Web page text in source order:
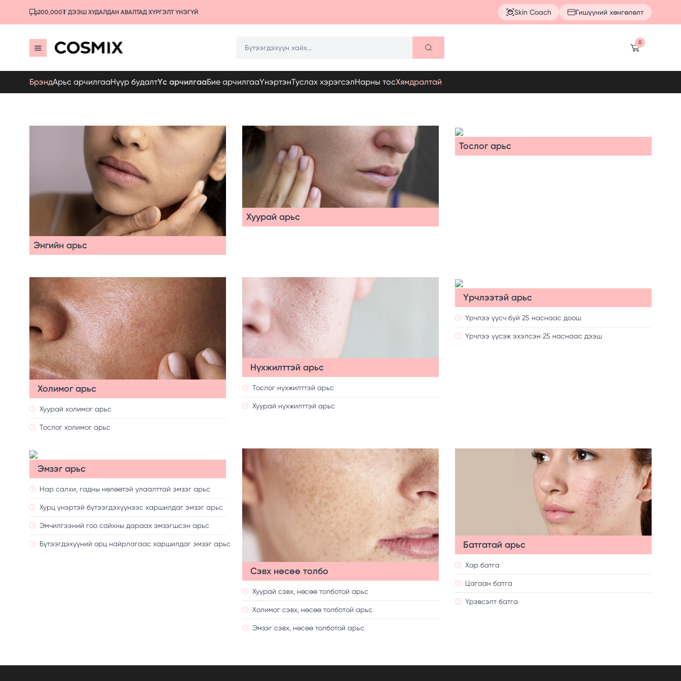
200,000₮ ДЭЭШ ХУДАЛДАН АВАЛТАД ХҮРГЭЛТ ҮНЭГҮЙ Skin Coach Гишүүний хөнгөлөлт
0
БрэндАрьс арчилгааНүүр будалтҮс арчилгааБие арчилгааҮнэртэнТуслах хэрэгсэлНарны тосХямдралтай
Энгийн арьс
Хуурай арьс
Тослог арьс
Холимог арьс
Хуурай холимог арьс
Тослог холимог арьс
Нүхжилттэй арьс
Тослог нүхжилттэй арьс
Хуурай нүхжилттэй арьс
Үрчлээтэй арьс
Үрчлээ үүсч буй 25 наснаас доош
Үрчлээ үүсэж эхэлсэн 25 наснаас дээш
Эмзэг арьс
Нар салхи, гадны нөлөөтэй улаалттай эмзэг арьс
Хурц үнэртэй бүтээгдэхүүнээс харшилдаг эмзэг арьс
Эмчилгээний гоо сайхны дараах эмзэгшсэн арьс
Бүтээгдэхүүний орц найрлагаас харшилдаг эмзэг арьс
Сэвх нөсөө толбо
Хуурай сэвх, нөсөө толботой арьс
Холимог сэвх, нөсөө толботой арьс
Эмзэг сэвх, нөсөө толботой арьс
Батгатай арьс
Хар батга
Цагаан батга
Үрэвсэлт батга